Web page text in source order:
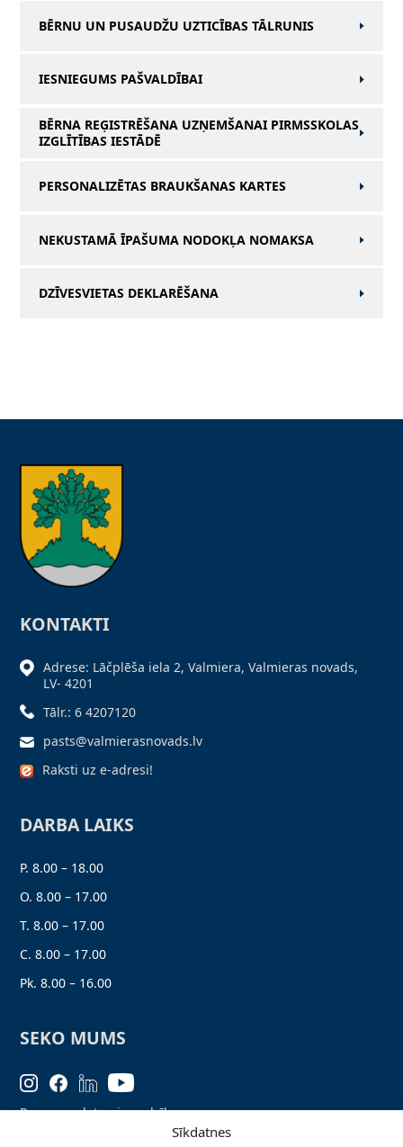
Sīkdatnes
BĒRNU UN PUSAUDŽU UZTICĪBAS TĀLRUNIS
IESNIEGUMS PAŠVALDĪBAI
BĒRNA REĢISTRĒŠANA UZŅEMŠANAI PIRMSSKOLAS
IZGLĪTĪBAS IESTĀDĒ
PERSONALIZĒTAS BRAUKŠANAS KARTES
NEKUSTAMĀ ĪPAŠUMA NODOKĻA NOMAKSA
DZĪVESVIETAS DEKLARĒŠANA
KONTAKTI
Adrese: Lāčplēša iela 2, Valmiera, Valmieras novads,
LV- 4201
Tālr.: 6 4207120
pasts@valmierasnovads.lv
Raksti uz e-adresi!
DARBA LAIKS
P. 8.00 – 18.00
O. 8.00 – 17.00
T. 8.00 – 17.00
C. 8.00 – 17.00
Pk. 8.00 – 16.00
SEKO MUMS
Personas datu aizsardzība